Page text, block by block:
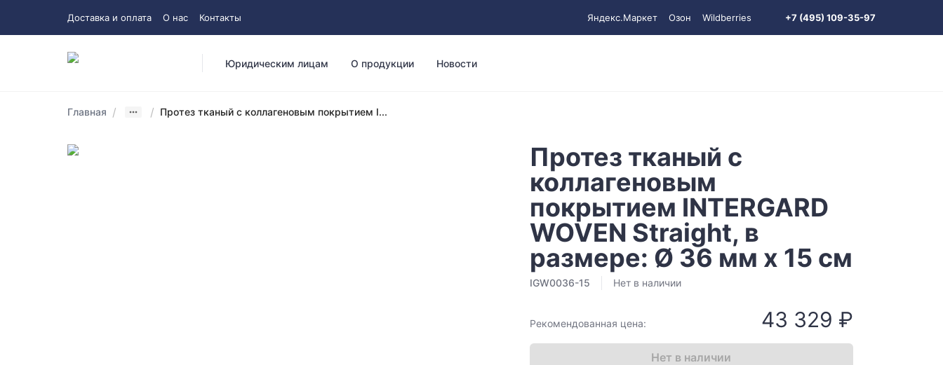
Доставка и оплата О нас Контакты Яндекс.Маркет Озон Wildberries +7 (495) 109-35-97
Юридическим лицам О продукции Новости
Главная / / Протез тканый с коллагеновым покрытием I...
Протез тканый с
коллагеновым
покрытием INTERGARD
WOVEN Straight, в
размере: Ø 36 мм х 15 см
IGW0036-15 Нет в наличии
Рекомендованная цена: 43 329 ₽
Нет в наличии